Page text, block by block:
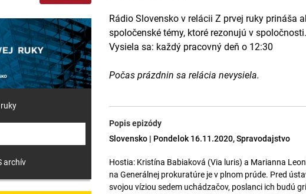
Rádio Slovensko v relácii Z prvej ruky prináša
spoločenské témy, ktoré rezonujú v spoločnosti.
Vysiela sa: každý pracovný deň o 12:30
Počas prázdnin sa relácia nevysiela.
Popis epizódy
Slovensko | Pondelok 16.11.2020, Spravodajstvo
Hostia: Kristína Babiaková (Via luris) a Marianna
na Generálnej prokuratúre je v plnom prúde. Pred
svojou víziou sedem uchádzačov, poslanci ich budú
archív